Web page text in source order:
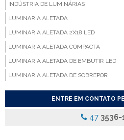
INDÚSTRIA DE LUMINÁRIAS
LUMINARIA ALETADA
LUMINARIA ALETADA 2X18 LED
LUMINARIA ALETADA COMPACTA
LUMINARIA ALETADA DE EMBUTIR LED
LUMINARIA ALETADA DE SOBREPOR
LUMINARIA ALETADA EMBUTIR
ENTRE EM CONTATO
47 3536-